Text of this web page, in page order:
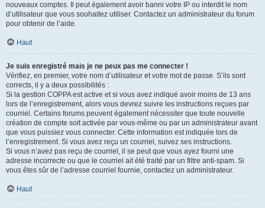
nouveaux comptes. Il peut également avoir banni votre IP ou interdit le nom
d’utilisateur que vous souhaitez utiliser. Contactez un administrateur du forum
pour obtenir de l’aide.
Haut
Je suis enregistré mais je ne peux pas me connecter !
Vérifiez, en premier, votre nom d’utilisateur et votre mot de passe. S’ils sont
corrects, il y a deux possibilités :
Si la gestion COPPA est active et si vous avez indiqué avoir moins de 13 ans
lors de l’enregistrement, alors vous devrez suivre les instructions reçues par
courriel. Certains forums peuvent également nécessiter que toute nouvelle
création de compte soit activée par vous-même ou par un administrateur avant
que vous puissiez vous connecter. Cette information est indiquée lors de
l’enregistrement. Si vous avez reçu un courriel, suivez ses instructions.
Si vous n’avez pas reçu de courriel, il se peut que vous ayez fourni une
adresse incorrecte ou que le courriel ait été traité par un filtre anti-spam. Si
vous êtes sûr de l’adresse courriel fournie, contactez un administrateur.
Haut